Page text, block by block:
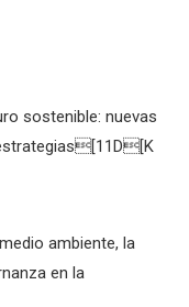
sostenible: nuevas
ambiente, la
en la